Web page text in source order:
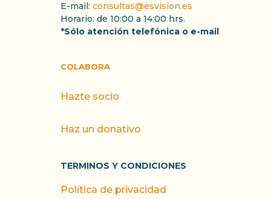
E-mail: consultas@esvision.es
Horario: de 10:00 a 14:00 hrs.
*Sólo atención telefónica o e-mail
COLABORA
Hazte socio
Haz un donativo
TERMINOS Y CONDICIONES
Política de privacidad